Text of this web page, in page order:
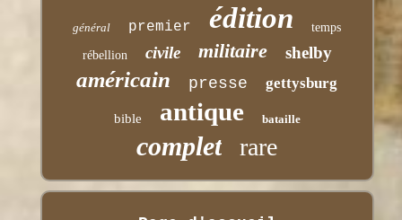
général premier édition temps
rébellion civile militaire shelby
américain presse gettysburg
bible antique bataille
complet rare